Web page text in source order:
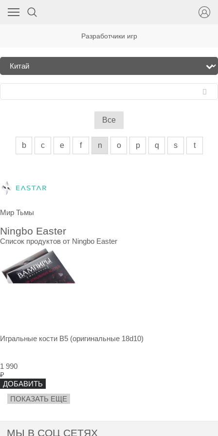
Разработчики игр
Все
b c e f n o p q s t
Мир Тьмы
Ningbo Easter
Список продуктов от Ningbo Easter
Игральные кости В5 (оригинальные 18d10)
1 990
₽
ДОБАВИТЬ
ПОКАЗАТЬ ЕЩЕ
МЫ В СОЦ СЕТЯХ